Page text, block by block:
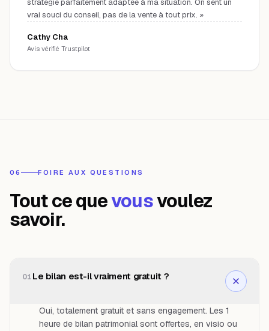
stratégie parfaitement adaptée à ma situation. On sent un
vrai souci du conseil, pas de la vente à tout prix. »
Cathy Cha
Avis vérifié Trustpilot
06 FOIRE AUX QUESTIONS
Tout ce quevousvoulez
savoir.
01Le bilan est-il vraiment gratuit ?
Oui, totalement gratuit et sans engagement. Les 1
heure de bilan patrimonial sont offertes, en visio ou